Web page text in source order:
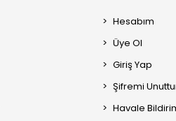
Hesabım
Üye Ol
Giriş Yap
Şifremi
Havale